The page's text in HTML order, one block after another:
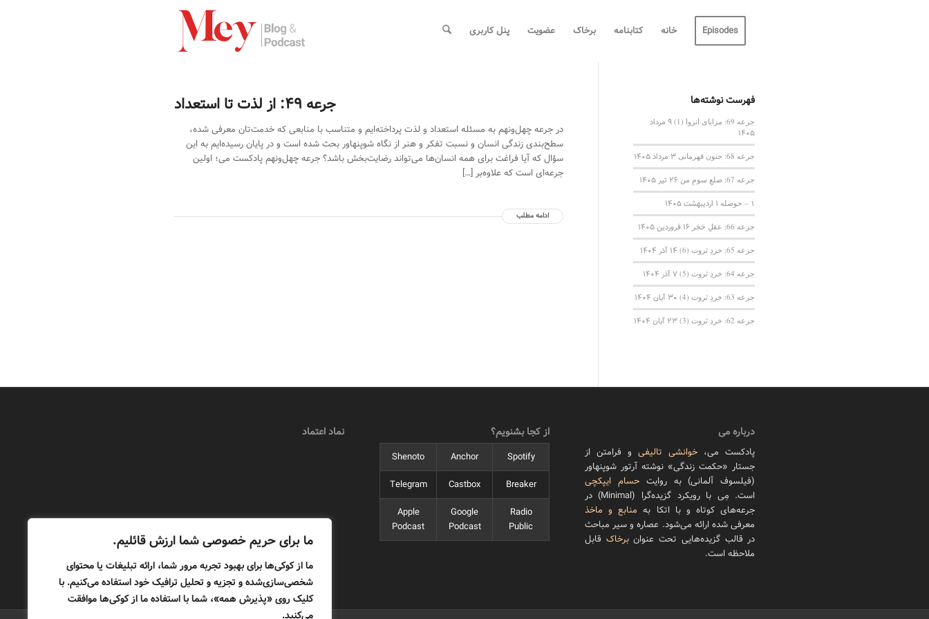
ما برای حریم خصوصی شما ارزش قائلیم.
ما از کوکی‌ها برای بهبود تجربه مرور شما، ارائه تبلیغات یا محتوای
شخصی‌سازی‌شده و تجزیه و تحلیل ترافیک خود استفاده می‌کنیم. با
کلیک روی «پذیرش همه»، شما با استفاده ما از کوکی‌ها موافقت
می‌کنید.
Episodes خانه کتابنامه برخاک عضویت پنل کاربری
جرعه 49: از لذت تا استعداد
در جرعه چهل‌ونهم به مسئله استعداد و لذت پرداخته‌ایم و متناسب با منابعی که خدمت‌تان معرفی شده،
سطح‌بندی زندگی انسان و نسبت تفکر و هنر از نگاه شوپنهاور بحث شده است و در پایان رسیده‌ایم به این
سؤال که آیا فراغت برای همه انسان‌ها می‌تواند رضایت‌بخش باشد؟ جرعه چهل‌ونهم پادکست می؛ اولین
جرعه‌ای است که علاوه‌بر […]
ادامه مطلب
فهرست نوشته‌ها
جرعه 69: مزایای انزوا (1)
9 مرداد
1405
جرعه 68: جنون قهرمانی 3 مرداد 1405
جرعه 67: ضلعِ سومِ من 26 تیر 1405
۱ – حوصله 1 اردیبهشت 1405
جرعه 66: عقلِ حَجَر 16 فروردین 1405
جرعه 65: خردِ ثروت (6) 14 آذر 1404
جرعه 64: خردِ ثروت (5) 7 آذر 1404
جرعه 63: خردِ ثروت (4) 30 آبان 1404
جرعه 62: خردِ ثروت (3) 23 آبان 1404
درباره می
پادکست می، خوانشی تالیفیو فرامتن از
جستار «حکمت زندگی» نوشته آرتور شوپنهاور
(فیلسوف آلمانی) به روایتحسام ایپکچی
است. مِی با رویکرد گزیده‌گرا (Minimal) در
جرعه‌های کوتاه و با اتکا به منابع و ماخذ
معرفی شده ارائه می‌شود. عصاره و سیر مباحث
در قالب گزیده‌هایی تحت عنوانبرخاک قابل
ملاحظه است.
از کجا بشنویم؟
Spotify
Anchor
Shenoto
Breaker
Castbox
Telegram
Radio
Public
Google
Podcast
Apple
Podcast
نماد اعتماد